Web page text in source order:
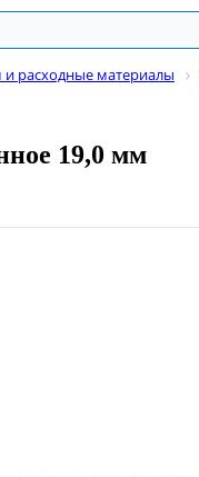
и расходные материалы
19,0 мм